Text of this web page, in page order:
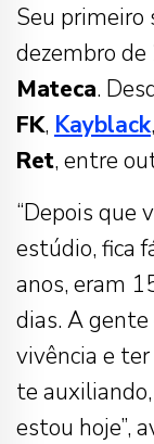
Seu primeiro
dezembro
Mateca.
FK, Kayblack,
Ret, entre
“Depois que
estúdio, fica
anos, eram
dias. A gente
vivência e
te
estou hoje”,